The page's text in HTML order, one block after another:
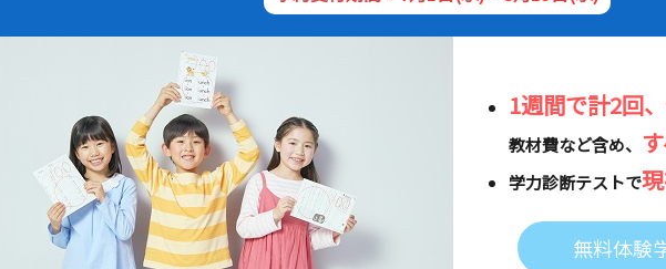
1週間で計2回
教材費など含め、
学力診断テストで
無料体験